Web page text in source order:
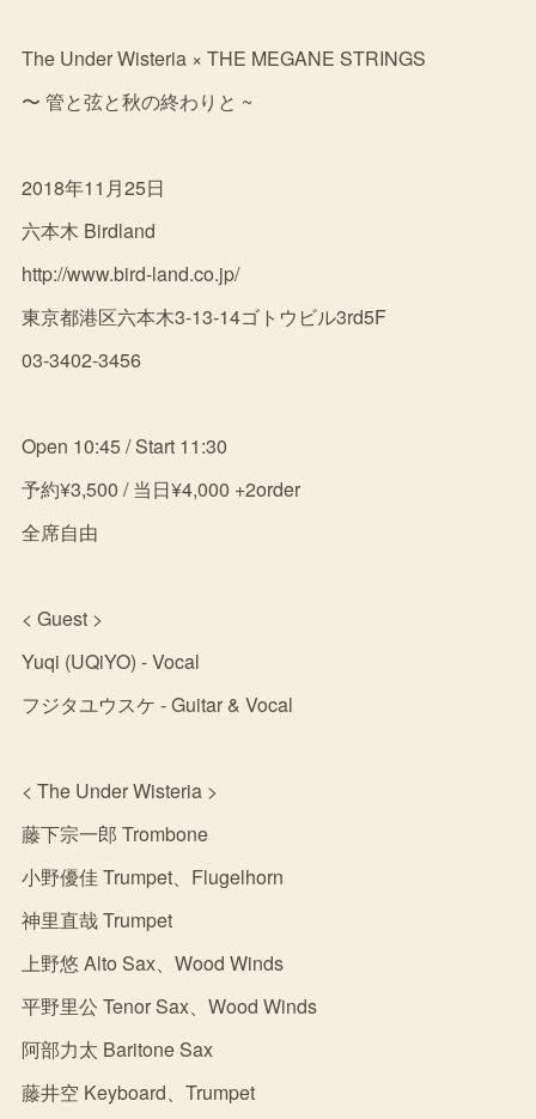
The Under Wisteria × THE MEGANE STRINGS
〜 管と弦と秋の終わりと ~
2018年11月25日
六本木 Birdland
http://www.bird-land.co.jp/
東京都港区六本木3-13-14ゴトウビル3rd5F
03-3402-3456
Open 10:45 / Start 11:30
予約¥3,500 / 当日¥4,000 +2order
全席自由
< Guest >
Yuqi (UQiYO) - Vocal
フジタユウスケ - Guitar & Vocal
< The Under Wisteria >
藤下宗一郎 Trombone
小野優佳 Trumpet、Flugelhorn
神里直哉 Trumpet
上野悠 Alto Sax、Wood Winds
平野里公 Tenor Sax、Wood Winds
阿部力太 Baritone Sax
藤井空 Keyboard、Trumpet